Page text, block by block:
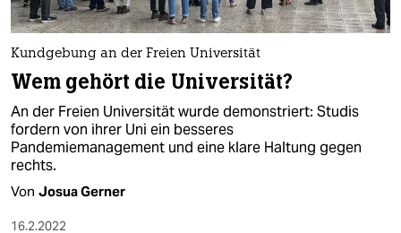
Kundgebung an der Freien Universität
Wem gehört die Universität?
An der Freien Universität wurde demonstriert: Studis
fordern von ihrer Uni ein besseres
Pandemiemanagement und eine klare Haltung gegen
rechts.
Von Josua Gerner
16.2.2022